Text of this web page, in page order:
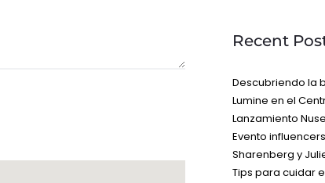
Recent
Descubriendo la
Lumine en el
Lanzamiento
Evento
Sharenberg y
Tips para cuidar